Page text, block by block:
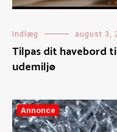
Indlæg august 3,
Tilpas dit havebord
udemiljø
Annonce